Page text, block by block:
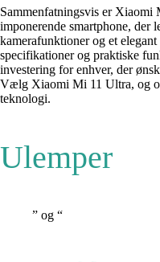
Sammenfatningsvis er
imponerende smartphone, der
kamerafunktioner og et
specifikationer og praktiske
investering for enhver, der
Vælg Xiaomi Mi 11 Ultra, og
teknologi.
Ulemper
” og “